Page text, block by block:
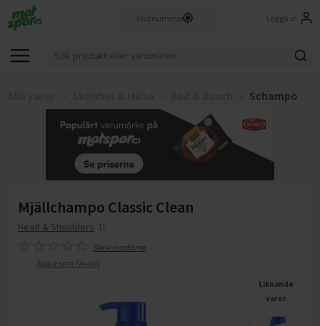
Logga in
Schampo
Mjällchampo Classic Clean
Head & Shoulders 1l
Skriv omdöme
Spara som favorit
Liknande
varor